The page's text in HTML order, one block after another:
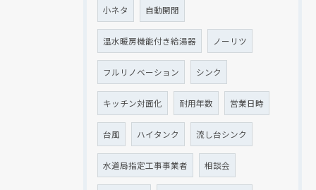
小ネタ 自動開閉
温水暖房機能付き給湯器 ノーリツ
フルリノベーション シンク
キッチン対面化 耐用年数 営業日時
台風 ハイタンク 流し台シンク
水道局指定工事事業者 相談会